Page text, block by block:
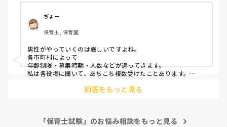
23歳から〜など、来年から公立で働きたい私はもう今年は手
遅れor年齢制限に引っかかり、そもそも試験を受けれないの
か、自分で調べるより詳しい方にお聞きしたく、質問を投稿
しました。他力本願と言われてしまいそうですが、アンサー
お願い致します。
ぢょー
保育士, 保育園
男性がやっていくのは厳しいですよね。
各市町村によって
年齢制限・募集時期・人数などが違ってきます。
私は各役場に聞いて、あちこち複数受けたことあります。
回答をもっと見る
「保育士試験」のお悩み相談をもっと見る